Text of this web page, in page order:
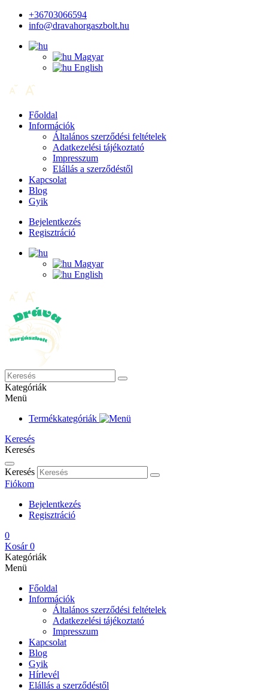
+36703066594
info@dravahorgaszbolt.hu
Magyar
English
Főoldal
Információk
Általános szerződési feltételek
Adatkezelési tájékoztató
Impresszum
Elállás a szerződéstől
Kapcsolat
Blog
Gyik
Bejelentkezés
Regisztráció
Magyar
English
Kategóriák
Menü
Termékkategóriák
Keresés
Keresés
Keresés
Fiókom
Bejelentkezés
Regisztráció
0
Kosár 0
Kategóriák
Menü
Főoldal
Információk
Általános szerződési feltételek
Adatkezelési tájékoztató
Impresszum
Kapcsolat
Blog
Gyik
Hírlevél
Elállás a szerződéstől